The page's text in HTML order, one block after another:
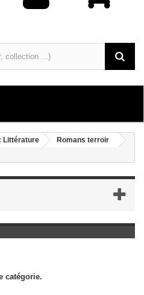
+
+
+
Littérature
Romans terroir
catégorie.